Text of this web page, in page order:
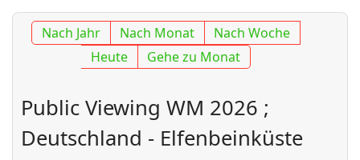
Nach Jahr Nach Monat
Nach Woche
Heute
Gehe zu Monat
Public Viewing WM 2026 ;
Deutschland - Elfenbeinküste